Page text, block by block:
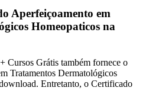
Aperfeiçoamento em
Homeopaticos na
Cursos Grátis também fornece o
Tratamentos Dermatológicos
Entretanto, o Certificado